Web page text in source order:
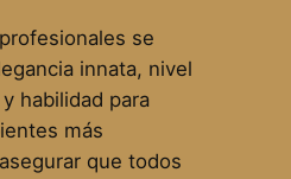
se
innata, nivel
habilidad para
más
que todos